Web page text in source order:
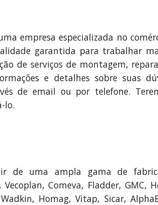
empresa especializada no
garantida para trabalhar
de serviços de montagem,
e detalhes sobre suas
de email ou por telefone.
lo.
de uma ampla gama de
Comeva, Fladder, GMC,
Homag, Vitap, Sicar,